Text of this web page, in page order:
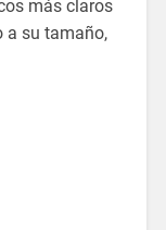
más claros
a su tamaño,